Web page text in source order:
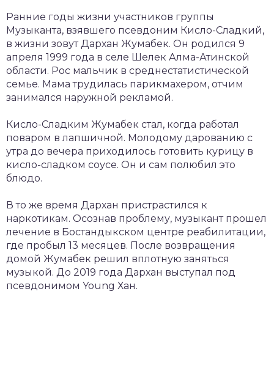
Ранние годы жизни участников группы
Музыканта, взявшего псевдоним Кисло-Сладкий,
в жизни зовут Дархан Жумабек. Он родился 9
апреля 1999 года в селе Шелек Алма-Атинской
области. Рос мальчик в среднестатистической
семье. Мама трудилась парикмахером, отчим
занимался наружной рекламой.
Кисло-Сладким Жумабек стал, когда работал
поваром в лапшичной. Молодому дарованию с
утра до вечера приходилось готовить курицу в
кисло-сладком соусе. Он и сам полюбил это
блюдо.
В то же время Дархан пристрастился к
наркотикам. Осознав проблему, музыкант прошел
лечение в Бостандыкском центре реабилитации,
где пробыл 13 месяцев. После возвращения
домой Жумабек решил вплотную заняться
музыкой. До 2019 года Дархан выступал под
псевдонимом Young Хан.